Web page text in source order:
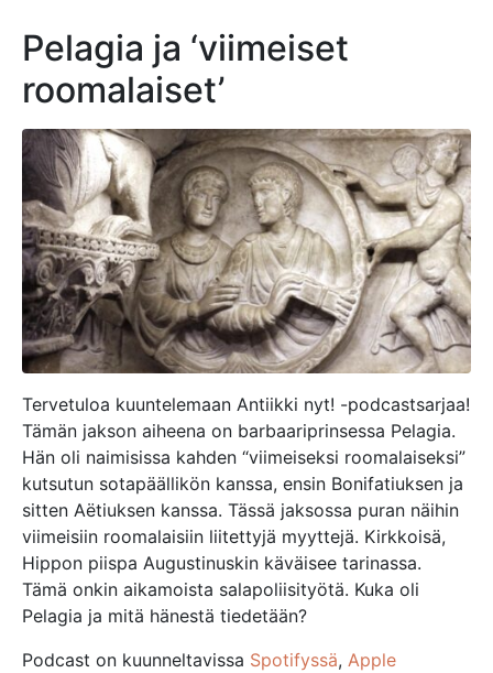
Pelagia ja ‘viimeiset
roomalaiset’
Tervetuloa kuuntelemaan Antiikki nyt! -podcastsarjaa!
Tämän jakson aiheena on barbaariprinsessa Pelagia.
Hän oli naimisissa kahden “viimeiseksi roomalaiseksi”
kutsutun sotapäällikön kanssa, ensin Bonifatiuksen ja
sitten Aëtiuksen kanssa. Tässä jaksossa puran näihin
viimeisiin roomalaisiin liitettyjä myyttejä. Kirkkoisä,
Hippon piispa Augustinuskin käväisee tarinassa.
Tämä onkin aikamoista salapoliisityötä. Kuka oli
Pelagia ja mitä hänestä tiedetään?
Podcast on kuunneltavissa Spotifyssä, Apple